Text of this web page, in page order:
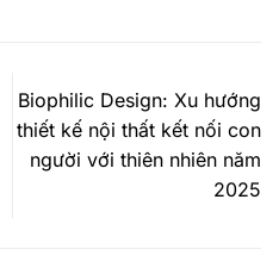
Biophilic Design: Xu hướng
thiết kế nội thất kết nối con
người với thiên nhiên năm
2025